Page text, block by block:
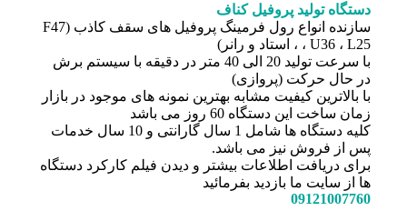
دستگاه تولید پروفیل کناف
سازنده انواع رول فرمینگ پروفیل های سقف کاذب (F47
، U36 ، L25 ، استاد و رانر)
با سرعت تولید 20 الی 40 متر در دقیقه با سیستم برش
در حال حرکت (پروازی)
با بالاترین کیفیت مشابه بهترین نمونه های موجود در بازار
زمان ساخت این دستگاه 60 روز می باشد
کلیه دستگاه ها شامل 1 سال گارانتی و 10 سال خدمات
پس از فروش نیز می باشد.
برای دریافت اطلاعات بیشتر و دیدن فیلم کارکرد دستگاه
ها از سایت ما بازدید بفرمائید
09121007760